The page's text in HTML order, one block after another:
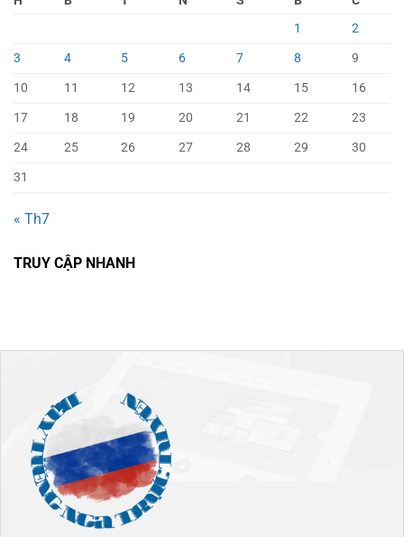
1
2
3
4 5 6 7 8
9
10
11 12 13 14 15
16
17
18 19 20 21 22
23
24
25 26 27 28 29
30
31
« Th7
TRUY CẬP NHANH